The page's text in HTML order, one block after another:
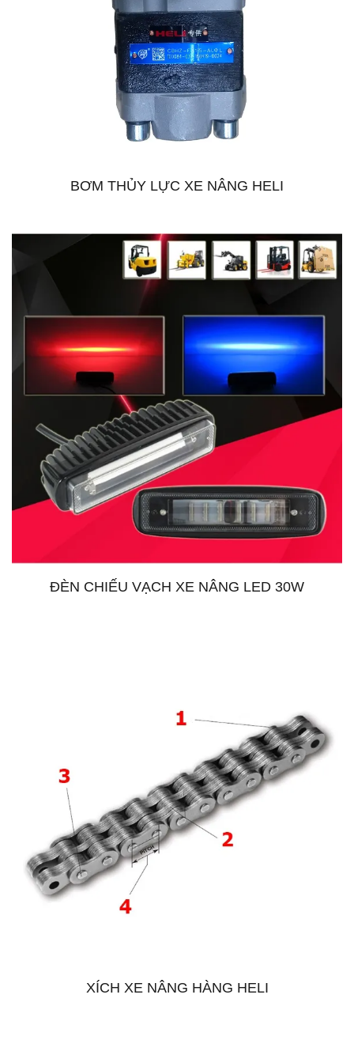
BƠM THỦY LỰC XE NÂNG HELI
ĐÈN CHIẾU VẠCH XE NÂNG LED 30W
XÍCH XE NÂNG HÀNG HELI